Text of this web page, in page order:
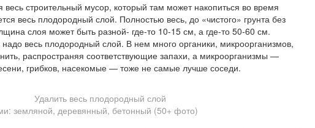
весь строительный мусор, который там может накопиться во время
весь плодородный слой. Полностью весь, до «чистого» грунта без
слоя может быть разной- где-то 10-15 см, а где-то 50-60 см.
надо весь плодородный слой. В нем много органики, микроорганизмов,
распространяя соответствующие запахи, а микроорганизмы —
грибков, насекомые — тоже не самые лучше соседи.
Удалить весь плодородный слой